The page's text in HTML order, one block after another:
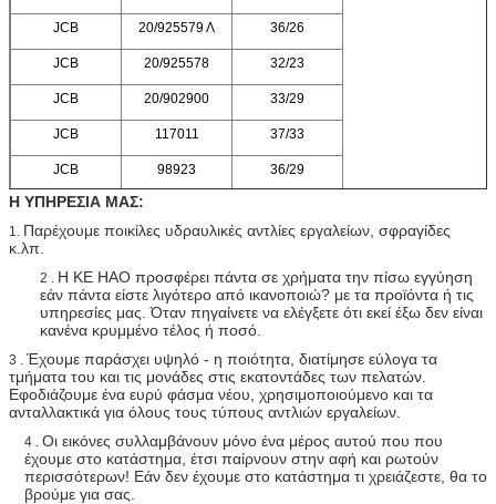
JCB 20/925579 Λ 36/26
JCB 20/925578 32/23
JCB 20/902900 33/29
JCB 117011 37/33
JCB 98923 36/29
Η ΥΠΗΡΕΣΙΑ ΜΑΣ:
1. Παρέχουμε ποικίλες υδραυλικές αντλίες εργαλείων, σφραγίδες
κ.λπ.
2 . Η KE HAO προσφέρει πάντα σε χρήματα την πίσω εγγύηση
εάν πάντα είστε λιγότερο από ικανοποιώ? με τα προϊόντα ή τις
υπηρεσίες μας. Όταν πηγαίνετε να ελέγξετε ότι εκεί έξω δεν είναι
κανένα κρυμμένο τέλος ή ποσό.
3 . Έχουμε παράσχει υψηλό - η ποιότητα, διατίμησε εύλογα τα
τμήματα του και τις μονάδες στις εκατοντάδες των πελατών.
Εφοδιάζουμε ένα ευρύ φάσμα νέου, χρησιμοποιούμενο και τα
ανταλλακτικά για όλους τους τύπους αντλιών εργαλείων.
4 . Οι εικόνες συλλαμβάνουν μόνο ένα μέρος αυτού που που
έχουμε στο κατάστημα, έτσι παίρνουν στην αφή και ρωτούν
περισσότερων! Εάν δεν έχουμε στο κατάστημα τι χρειάζεστε, θα το
βρούμε για σας.